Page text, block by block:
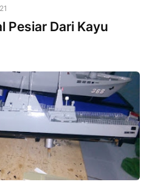
Pesiar Dari Kayu